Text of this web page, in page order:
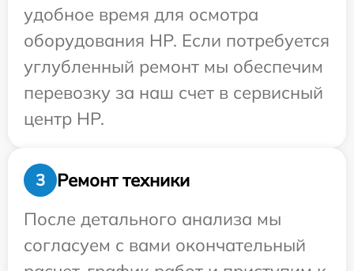
удобное время для осмотра
оборудования HP. Если потребуется
углубленный ремонт мы обеспечим
перевозку за наш счет в сервисный
центр HP.
3
Ремонт техники
После детального анализа мы
согласуем с вами окончательный